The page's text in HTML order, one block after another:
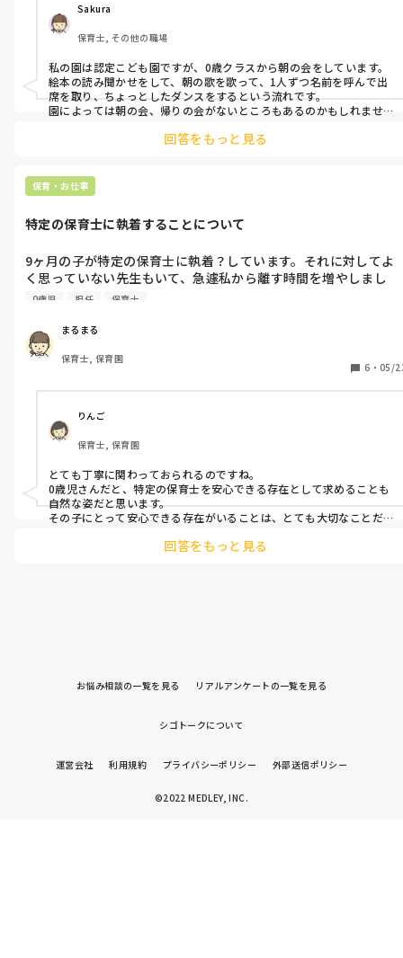
Sakura
保育士, その他の職場
私の園は認定こども園ですが、0歳クラスから朝の会をしています。
絵本の読み聞かせをして、朝の歌を歌って、1人ずつ名前を呼んで出
席を取り、ちょっとしたダンスをするという流れです。
園によっては朝の会、帰りの会がないところもあるのかもしれませ
回答をもっと見る
保育・お仕事
特定の保育士に執着することについて
9ヶ月の子が特定の保育士に執着？しています。それに対してよ
く思っていない先生もいて、急遽私から離す時間を増やしまし
た。その次の日から、泣く頻度が増えて20分以上泣き続けること
思います。なので、保育園では特定の保育士をママ代わりとして
甘えたいのではないか？それを無理に離すのは少し可哀想だと思
ってしまいます。どうしたらいいでしょうか。
0歳児 担任 保育士
まるまる
保育士, 保育園
6 ・ 05/
りんご
保育士, 保育園
とても丁寧に関わっておられるのですね。
0歳児さんだと、特定の保育士を安心できる存在として求めることも
自然な姿だと思います。
その子にとって安心できる存在がいることは、とても大切なことだ
し様子を見て、自分で気持ちを切り替えられそうなら見守ることもあ
子どもから助けを求めるまで待つことで、近くにいる他の先生に安
心を求められることもあるのかなと感じています。
回答をもっと見る
お悩み相談の一覧を見る リアルアンケートの一覧を見る
シゴトークについて
運営会社 利用規約 プライバシーポリシー 外部送信ポリシー
©2022 MEDLEY, INC.